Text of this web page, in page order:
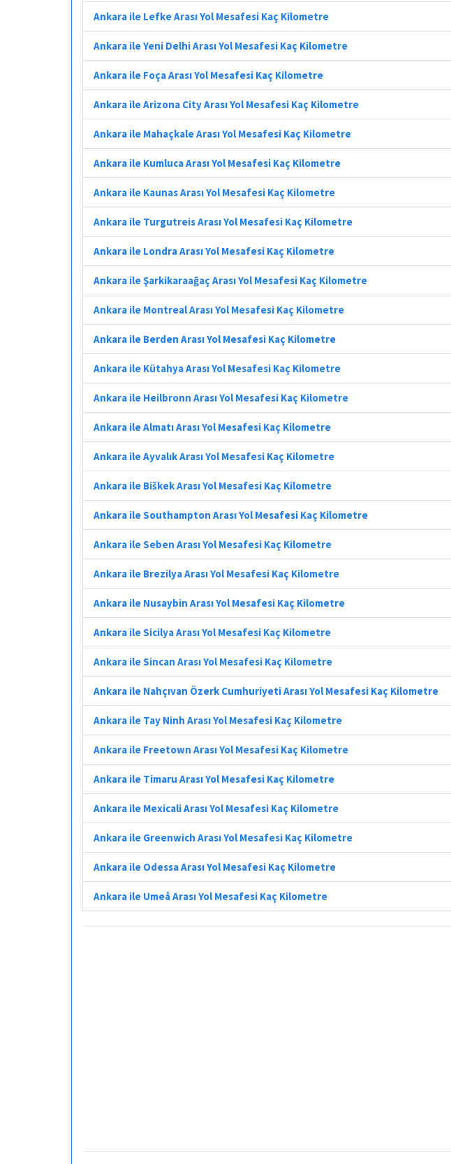
Ankara ile Lefke Arası Yol Mesafesi Kaç Kilometre
Ankara ile Yeni Delhi Arası Yol Mesafesi Kaç Kilometre
Ankara ile Foça Arası Yol Mesafesi Kaç Kilometre
Ankara ile Arizona City Arası Yol Mesafesi Kaç Kilometre
Ankara ile Mahaçkale Arası Yol Mesafesi Kaç Kilometre
Ankara ile Kumluca Arası Yol Mesafesi Kaç Kilometre
Ankara ile Kaunas Arası Yol Mesafesi Kaç Kilometre
Ankara ile Turgutreis Arası Yol Mesafesi Kaç Kilometre
Ankara ile Londra Arası Yol Mesafesi Kaç Kilometre
Ankara ile Şarkikaraağaç Arası Yol Mesafesi Kaç Kilometre
Ankara ile Montreal Arası Yol Mesafesi Kaç Kilometre
Ankara ile Berden Arası Yol Mesafesi Kaç Kilometre
Ankara ile Kütahya Arası Yol Mesafesi Kaç Kilometre
Ankara ile Heilbronn Arası Yol Mesafesi Kaç Kilometre
Ankara ile Almatı Arası Yol Mesafesi Kaç Kilometre
Ankara ile Ayvalık Arası Yol Mesafesi Kaç Kilometre
Ankara ile Biškek Arası Yol Mesafesi Kaç Kilometre
Ankara ile Southampton Arası Yol Mesafesi Kaç Kilometre
Ankara ile Seben Arası Yol Mesafesi Kaç Kilometre
Ankara ile Brezilya Arası Yol Mesafesi Kaç Kilometre
Ankara ile Nusaybin Arası Yol Mesafesi Kaç Kilometre
Ankara ile Sicilya Arası Yol Mesafesi Kaç Kilometre
Ankara ile Sincan Arası Yol Mesafesi Kaç Kilometre
Ankara ile Nahçıvan Özerk Cumhuriyeti Arası Yol Mesafesi Kaç Kilometre
Ankara ile Tay Ninh Arası Yol Mesafesi Kaç Kilometre
Ankara ile Freetown Arası Yol Mesafesi Kaç Kilometre
Ankara ile Timaru Arası Yol Mesafesi Kaç Kilometre
Ankara ile Mexicali Arası Yol Mesafesi Kaç Kilometre
Ankara ile Greenwich Arası Yol Mesafesi Kaç Kilometre
Ankara ile Odessa Arası Yol Mesafesi Kaç Kilometre
Ankara ile Umeå Arası Yol Mesafesi Kaç Kilometre